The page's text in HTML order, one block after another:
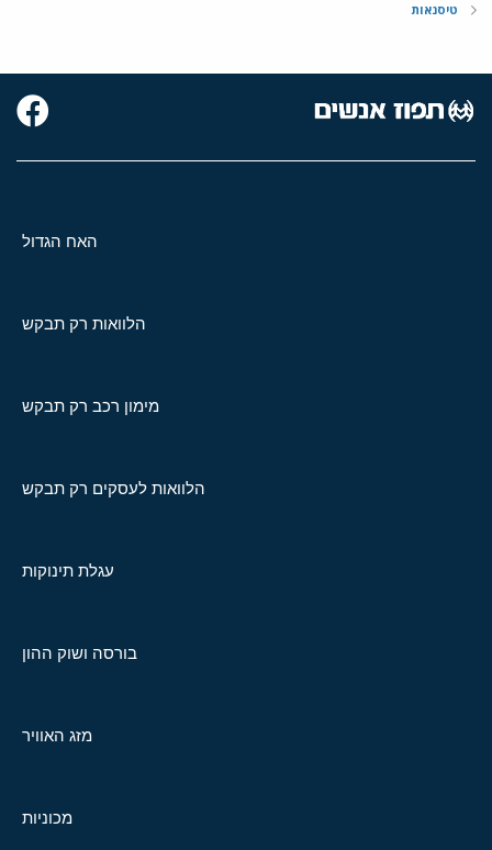
טיסנאות
האח הגדול
הלוואות רק תבקש
מימון רכב רק תבקש
הלוואות לעסקים רק תבקש
עגלת תינוקות
בורסה ושוק ההון
מזג האוויר
מכוניות